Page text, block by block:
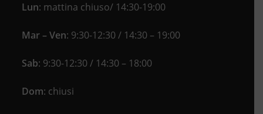
Lun: mattina chiuso/ 14:30-19:00
Mar – Ven: 9:30-12:30 / 14:30 – 19:00
Sab: 9:30-12:30 / 14:30 – 18:00
Dom: chiusi